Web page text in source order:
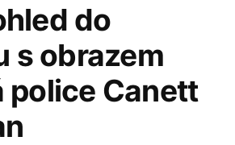
do
s obrazem
police Canett